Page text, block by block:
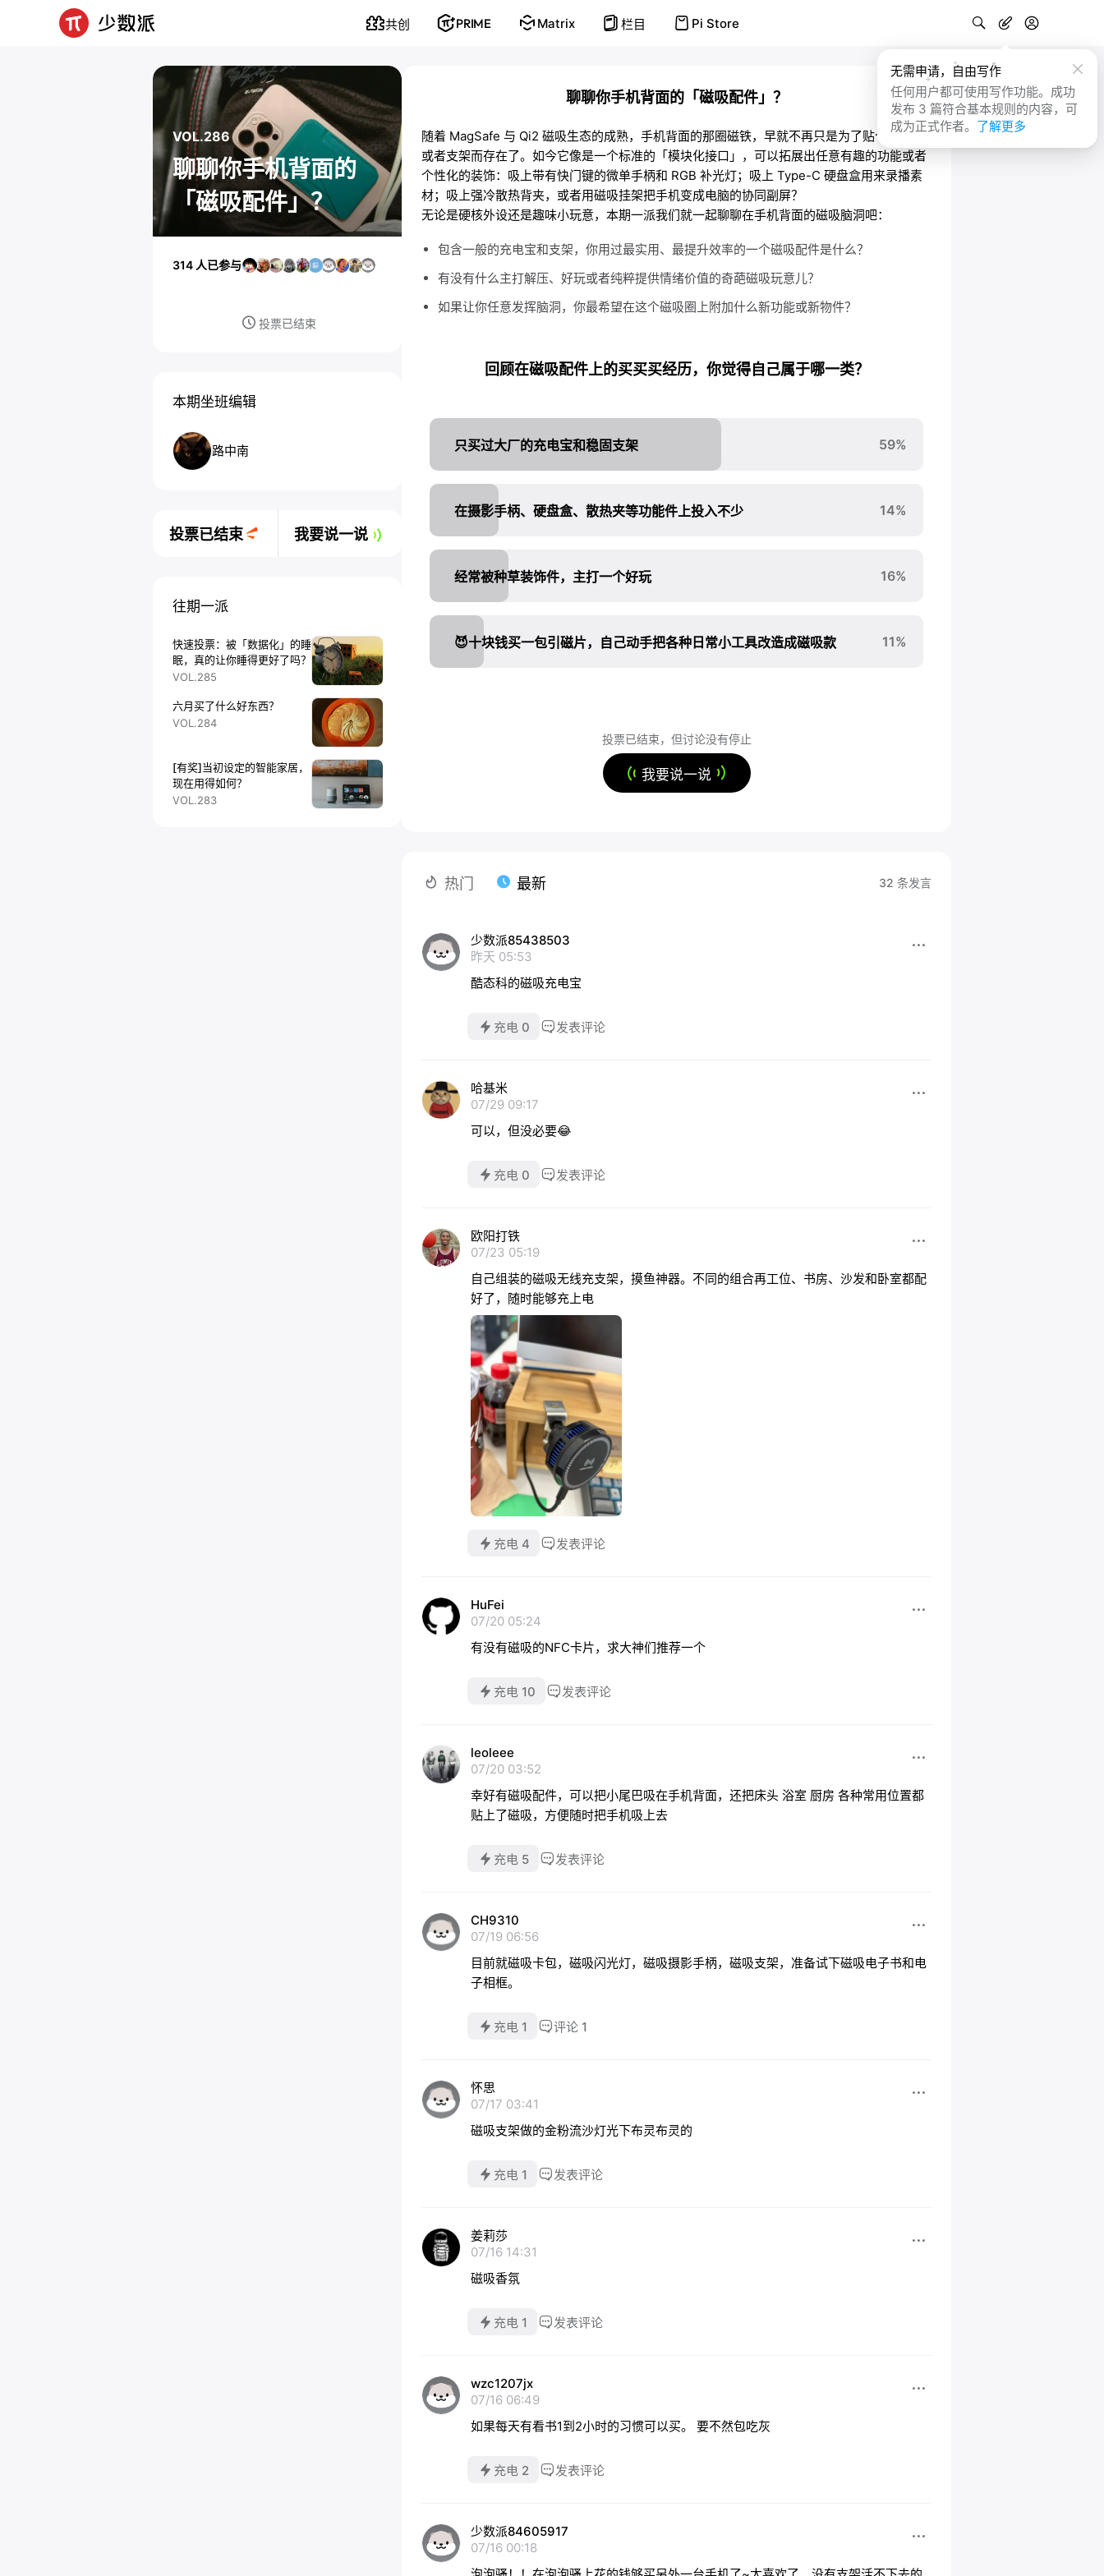
共创 PRIME Matrix 栏目 Pi Store
无需申请，自由写作
任何用户都可使用写作功能。成功
发布 3 篇符合基本规则的内容，可
成为正式作者。 了解更多
聊聊你手机背面的「磁吸配件」？
随着 MagSafe 与 Qi2 磁吸生态的成熟，手机背面的那圈磁铁，早就不再只是为了贴个充电线
或者支架而存在了。如今它像是一个标准的「模块化接口」，可以拓展出任意有趣的功能或者
个性化的装饰：吸上带有快门键的微单手柄和 RGB 补光灯；吸上 Type-C 硬盘盒用来录播素
材；吸上强冷散热背夹，或者用磁吸挂架把手机变成电脑的协同副屏？
无论是硬核外设还是趣味小玩意，本期一派我们就一起聊聊在手机背面的磁吸脑洞吧：
包含一般的充电宝和支架，你用过最实用、最提升效率的一个磁吸配件是什么？
有没有什么主打解压、好玩或者纯粹提供情绪价值的奇葩磁吸玩意儿？
如果让你任意发挥脑洞，你最希望在这个磁吸圈上附加什么新功能或新物件？
回顾在磁吸配件上的买买买经历，你觉得自己属于哪一类？
只买过大厂的充电宝和稳固支架 59%
在摄影手柄、硬盘盒、散热夹等功能件上投入不少 14%
经常被种草装饰件，主打一个好玩 16%
😈十块钱买一包引磁片，自己动手把各种日常小工具改造成磁吸款 11%
投票已结束，但讨论没有停止
我要说一说
热门 最新 32 条发言
少数派85438503
昨天 05:53
酷态科的磁吸充电宝
充电 0 发表评论
哈基米
07/29 09:17
可以，但没必要😂
充电 0 发表评论
欧阳打铁
07/23 05:19
自己组装的磁吸无线充支架，摸鱼神器。不同的组合再工位、书房、沙发和卧室都配
好了，随时能够充上电
充电 4 发表评论
HuFei
07/20 05:24
有没有磁吸的NFC卡片，求大神们推荐一个
充电 10 发表评论
leoleee
07/20 03:52
幸好有磁吸配件，可以把小尾巴吸在手机背面，还把床头 浴室 厨房 各种常用位置都
贴上了磁吸，方便随时把手机吸上去
充电 5 发表评论
CH9310
07/19 06:56
目前就磁吸卡包，磁吸闪光灯，磁吸摄影手柄，磁吸支架，准备试下磁吸电子书和电
子相框。
充电 1 评论 1
怀思
07/17 03:41
磁吸支架做的金粉流沙灯光下布灵布灵的
充电 1 发表评论
姜莉莎
07/16 14:31
磁吸香氛
充电 1 发表评论
wzc1207jx
07/16 06:49
如果每天有看书1到2小时的习惯可以买。 要不然包吃灰
充电 2 发表评论
少数派84605917
07/16 00:18
VOL.286
聊聊你手机背面的
「磁吸配件」？
314 人已参与
投票已结束
本期坐班编辑
路中南
投票已结束 我要说一说
往期一派
快速投票：被「数据化」的睡
眠，真的让你睡得更好了吗？
VOL.285
六月买了什么好东西？
VOL.284
[有奖]当初设定的智能家居，
现在用得如何？
VOL.283